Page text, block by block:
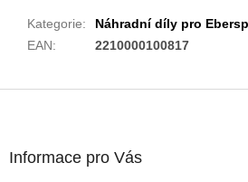
Kategorie:
Náhradní díly pro
EAN: 2210000100817
Informace pro Vás